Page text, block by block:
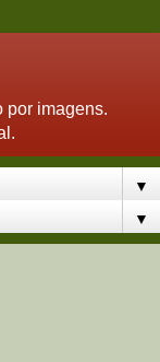
por imagens.
▼
▼